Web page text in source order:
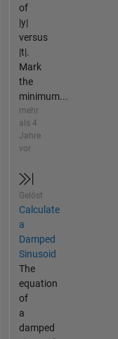
of
|y|
versus
|t|.
Mark
the
minimum...
mehr
als 4
Jahre
vor
Gelöst
Calculate
a
Damped
Sinusoid
The
equation
of
a
damped